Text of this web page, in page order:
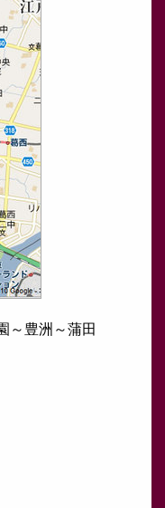
～豊洲～蒲田